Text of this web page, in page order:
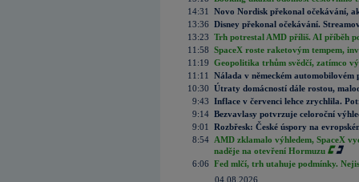
14:31
Novo Nordisk překonal očekávání,
13:36 Disney překonal očekávání.
13:23 Trh potrestal AMD příliš. AI příběh
11:58 SpaceX roste raketovým tempem,
11:19 Geopolitika trhům svědčí, zatímco
11:11
Nálada v německém automobilovém
10:30 Útraty domácností dále rostou,
9:43 Inflace v červenci lehce zrychlila.
9:14 Bezvavlasy potvrzuje celoroční
9:01
Rozbřesk: České úspory na
8:54 AMD zklamalo výhledem, SpaceX
naděje na otevření Hormuzu
6:06 Fed mlčí, trh utahuje podmínky.
04.08.2026